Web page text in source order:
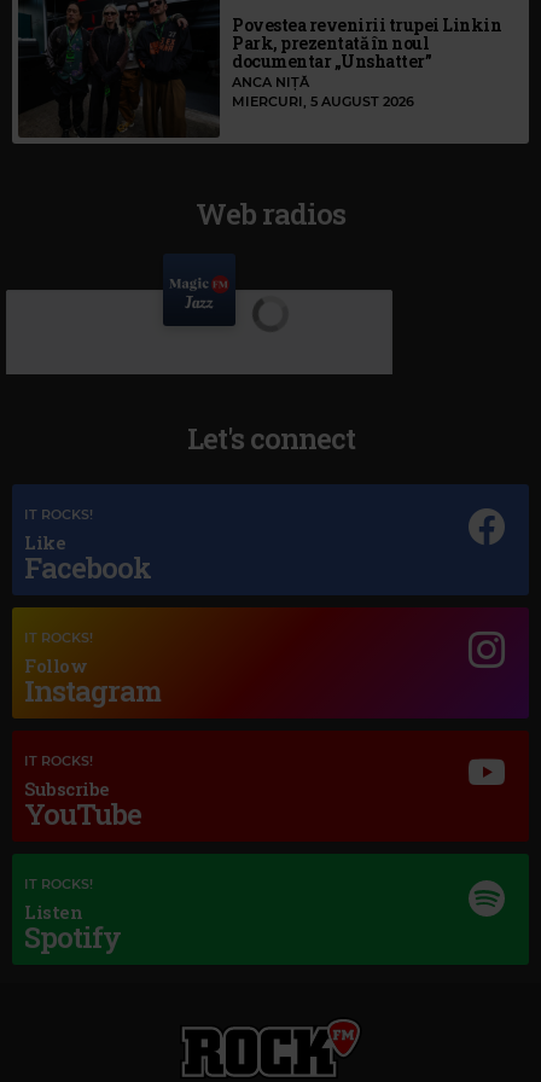
Povestea revenirii trupei Linkin
Park, prezentată în noul
documentar „Unshatter”
ANCA NIȚĂ
MIERCURI, 5 AUGUST 2026
Web radios
Let's connect
IT ROCKS!
Like
Facebook
IT ROCKS!
Follow
Instagram
IT ROCKS!
Subscribe
YouTube
IT ROCKS!
Listen
Spotify